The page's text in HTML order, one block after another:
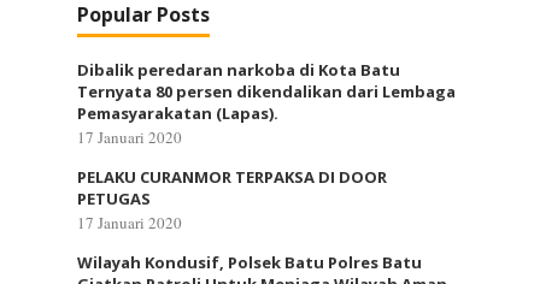
Popular Posts
Dibalik peredaran narkoba di Kota Batu
Ternyata 80 persen dikendalikan dari Lembaga
Pemasyarakatan (Lapas).
17 Januari 2020
PELAKU CURANMOR TERPAKSA DI DOOR
PETUGAS
17 Januari 2020
Wilayah Kondusif, Polsek Batu Polres Batu